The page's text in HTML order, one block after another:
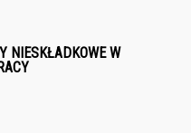
NIESKŁADKOWE W